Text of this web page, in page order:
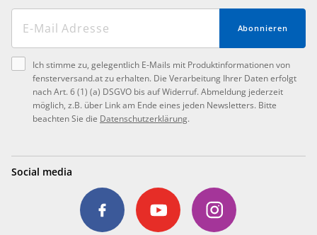
Abonnieren
Ich stimme zu, gelegentlich E-Mails mit Produktinformationen von
fensterversand.at zu erhalten. Die Verarbeitung Ihrer Daten erfolgt
nach Art. 6 (1) (a) DSGVO bis auf Widerruf. Abmeldung jederzeit
möglich, z.B. über Link am Ende eines jeden Newsletters. Bitte
beachten Sie die Datenschutzerklärung.
Social media